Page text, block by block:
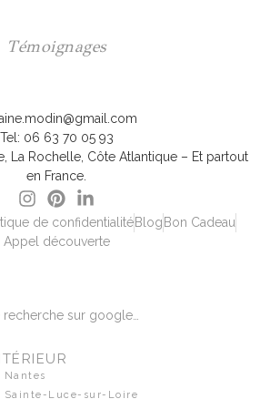
Témoignages
Tel: 06 63 70 05 93
La Rochelle, Côte Atlantique – Et partout
en France.
de confidentialité Blog Bon Cadeau
Appel découverte
sur google…
Luce-sur-Loire